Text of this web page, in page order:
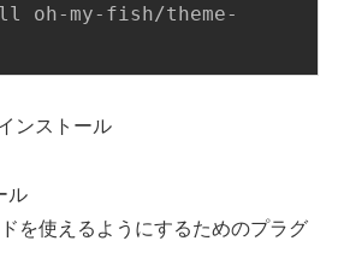
oh-my-fish/theme-
ンストール
ル
を使えるようにするためのプラグ